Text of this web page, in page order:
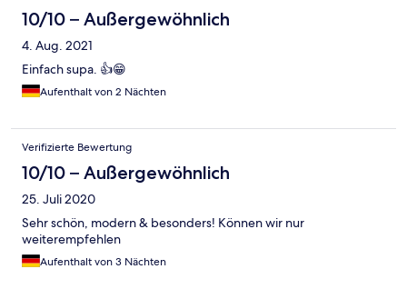
10/10 – Außergewöhnlich
4. Aug. 2021
Einfach supa. 👍😁
Aufenthalt von 2 Nächten
Verifizierte Bewertung
10/10 – Außergewöhnlich
25. Juli 2020
Sehr schön, modern & besonders! Können wir nur
weiterempfehlen
Aufenthalt von 3 Nächten